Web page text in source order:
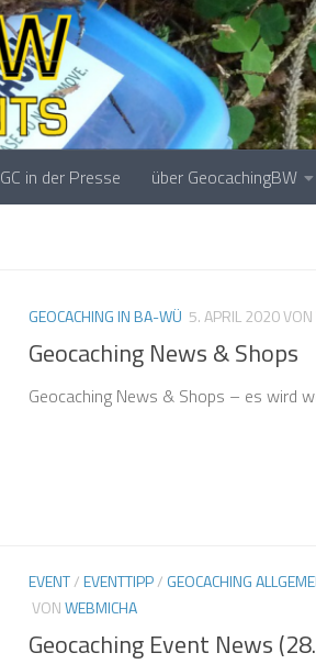
GC in der Presse über GeocachingBW
GEOCACHING IN BA-WÜ 5. APRIL 2020VON
Geocaching News & Shops
Geocaching News & Shops – es wird
EVENT/EVENTTIPP/ GEOCACHING
VONWEBMICHA
Geocaching Event News